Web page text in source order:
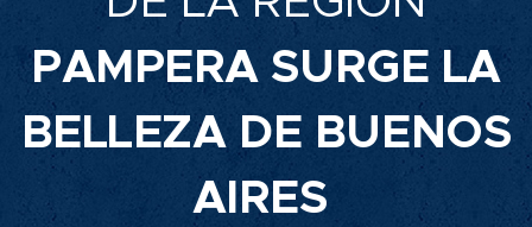
PAMPERA SURGE LA
BELLEZA DE BUENOS
AIRES